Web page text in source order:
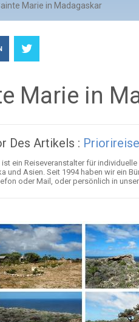
Marie in Madagaskar
Marie in
Des Artikels :
ist ein Reiseveranstalter für
und Asien. Seit 1994 haben wir ein
oder Mail, oder persönlich in